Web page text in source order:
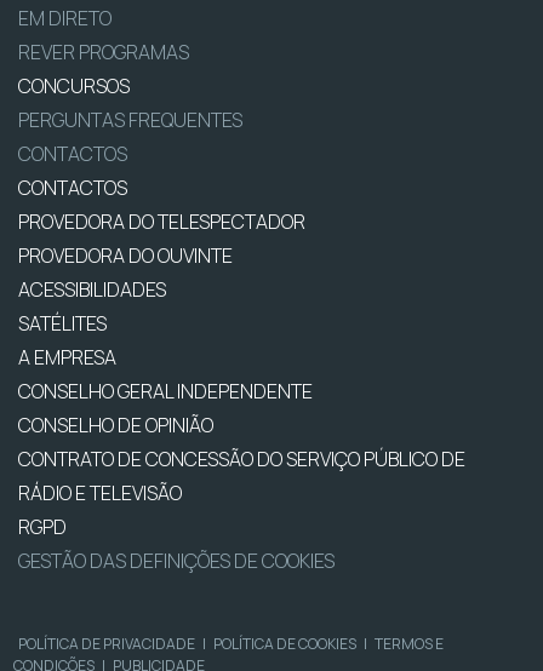
EM DIRETO
REVER PROGRAMAS
CONCURSOS
PERGUNTAS FREQUENTES
CONTACTOS
CONTACTOS
PROVEDORA DO TELESPECTADOR
PROVEDORA DO OUVINTE
ACESSIBILIDADES
SATÉLITES
A EMPRESA
CONSELHO GERAL INDEPENDENTE
CONSELHO DE OPINIÃO
CONTRATO DE CONCESSÃO DO SERVIÇO PÚBLICO DE
RÁDIO E TELEVISÃO
RGPD
GESTÃO DAS DEFINIÇÕES DE COOKIES
POLÍTICA DE PRIVACIDADE | POLÍTICA DE COOKIES | TERMOS E
CONDIÇÕES | PUBLICIDADE